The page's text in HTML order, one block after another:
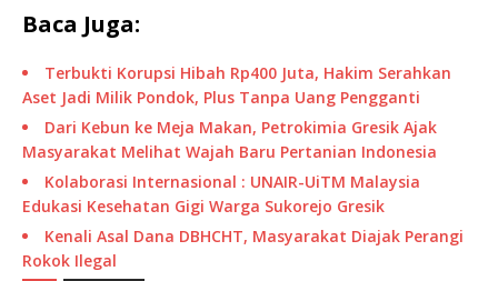
Baca Juga:
Terbukti Korupsi Hibah Rp400 Juta, Hakim Serahkan
Aset Jadi Milik Pondok, Plus Tanpa Uang Pengganti
Dari Kebun ke Meja Makan, Petrokimia Gresik Ajak
Masyarakat Melihat Wajah Baru Pertanian Indonesia
Kolaborasi Internasional : UNAIR-UiTM Malaysia
Edukasi Kesehatan Gigi Warga Sukorejo Gresik
Kenali Asal Dana DBHCHT, Masyarakat Diajak Perangi
Rokok Ilegal